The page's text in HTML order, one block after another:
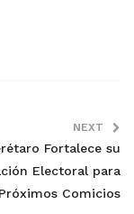
NEXT
Fortalece su
Electoral para
Comicios